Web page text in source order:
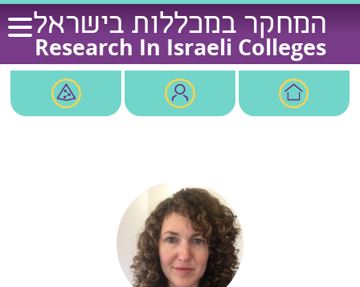
Skip
content
המחקר במכללות בישראל
Research In Israeli Colleges